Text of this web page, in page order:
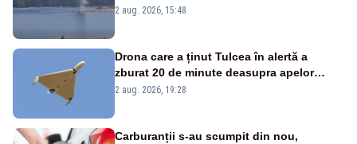
detonările luni – VIDEO
2 aug. 2026, 15:48
Drona care a ținut Tulcea în alertă a
zburat 20 de minute deasupra apelor
României. Au fost ridicate două F-16
2 aug. 2026, 19:28
Carburanții s-au scumpit din nou,